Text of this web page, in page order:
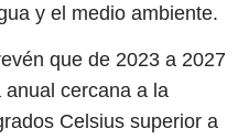
y el medio ambiente.
que de 2023 a 2027
cercana a la
Celsius superior a